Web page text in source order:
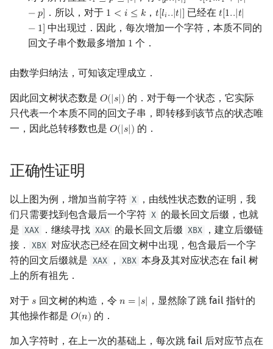
−𝑝] ．所以，对于 1 < 𝑖 ≤ 𝑘
1 <i≤ k ， 𝑡[𝑙𝑖..|𝑡|]
t [li.. |t 已经在𝑡[1..|𝑡|
− 1]
t [1.. |t
中出现过．因此，每次增加一个字符，本质不同的
回文子串个数最多增加 1
1 个．
由数学归纳法，可知该定理成立．
因此回文树状态数是 𝑂(|𝑠|)
O(| s| ) 的．对于每一个状态，它实际
只代表一个本质不同的回文子串，即转移到该节点的状态唯
一，因此总转移数也是 𝑂(|𝑠|)
O(| s| ) 的．
正确性证明
以上图为例，增加当前字符 X
，由线性状态数的证明，我
们只需要找到包含最后一个字符 X 的最长回文后缀，也就
是 XAX ．继续寻找 XAX 的最长回文后缀 XBX
，建立后缀链
接．
XBX 对应状态已经在回文树中出现，包含最后一个字
符的回文后缀就是 XAX ， XBX 本身及其对应状态在 fail 树
上的所有祖先．
对于 𝑠
s 回文树的构造，令 𝑛 = |𝑠|
n=|s
，显然除了跳 fail 指针的
其他操作都是 𝑂(𝑛)
O(n) 的．
加入字符时，在上一次的基础上，每次跳 fail 后对应节点在